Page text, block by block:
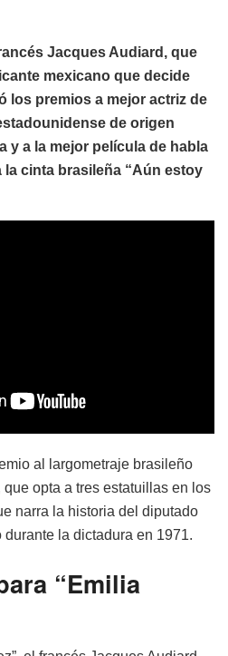
Jacques Audiard, que
mexicano que decide
los premios a mejor actriz de
de origen
y a la mejor película de habla
cinta brasileña “Aún estoy
al largometraje brasileño
opta a tres estatuillas en los
narra la historia del diputado
la dictadura en 1971.
“Emilia